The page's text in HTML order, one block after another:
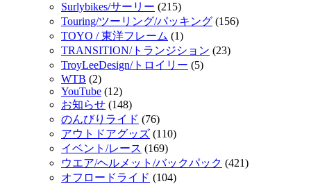
Surlybikes/サーリー (215)
Touring/ツーリング/パッキング (156)
TOYO / 東洋フレーム (1)
TRANSITION/トランジション (23)
TroyLeeDesign/トロイリー (5)
WTB (2)
YouTube (12)
お知らせ (148)
のんびりライド (76)
アウトドアグッズ (110)
イベント/レース (169)
ウエア/ヘルメット/バックパック (421)
オフロードライド (104)